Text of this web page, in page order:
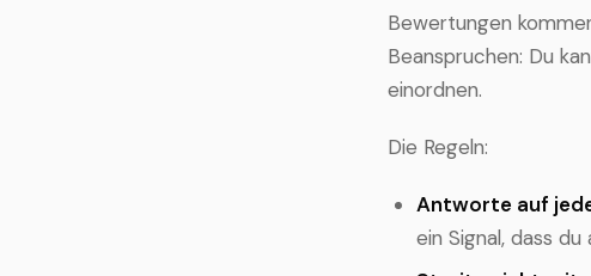
Bewertungen
Beanspruchen: Du
einordnen.
Die Regeln:
Antworte auf
ein Signal, dass